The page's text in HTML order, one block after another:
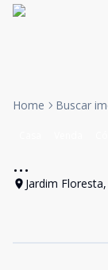
Home Buscar
...
Jardim